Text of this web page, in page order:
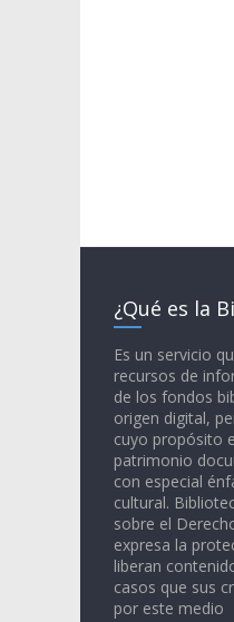
¿Qué es la
Es un servicio
recursos de
de los fondos
origen digital,
cuyo propósito
patrimonio
con especial
cultural.
sobre el
expresa la
liberan
casos que sus
por este medio